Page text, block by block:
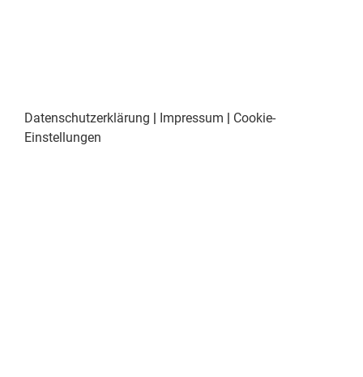
Datenschutzerklärung | Impressum | Cookie-
Einstellungen